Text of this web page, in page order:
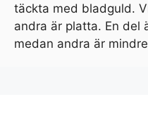
täckta med bladguld.
andra är platta. En del
medan andra är